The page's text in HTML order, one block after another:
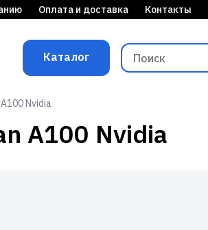
Оплата и доставка Контакты
Каталог
Tyan A100 Nvidia
Tyan A100 Nvidia